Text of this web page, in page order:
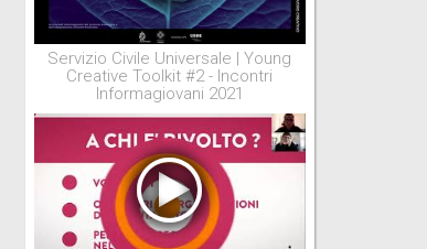
Servizio Civile Universale | Young
Creative Toolkit #2 - Incontri
Informagiovani 2021